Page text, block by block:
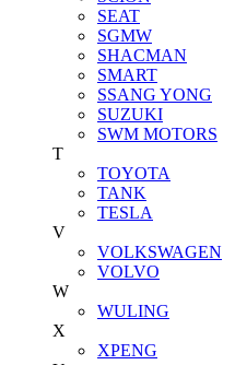
SEAT
SGMW
SHACMAN
SMART
SSANG YONG
SUZUKI
SWM MOTORS
T
TOYOTA
TANK
TESLA
V
VOLKSWAGEN
VOLVO
W
WULING
X
XPENG